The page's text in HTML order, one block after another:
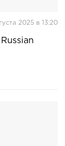
2025 в 13:20